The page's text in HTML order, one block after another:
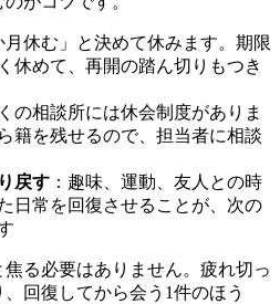
月休む」と決めて休みます。期限
休めて、再開の踏ん切りもつき
の相談所には休会制度がありま
籍を残せるので、担当者に相談
戻す ：趣味、運動、友人との時
日常を回復させることが、次の
焦る必要はありません。疲れ切っ
回復してから会う1件のほう